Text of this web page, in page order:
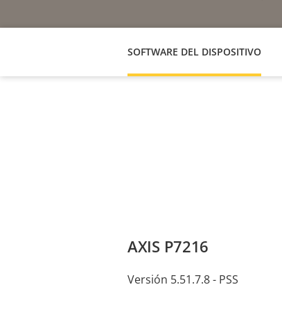
SOFTWARE DEL DISPOSITIVO
AXIS P7216
Versión 5.51.7.8 - PSS